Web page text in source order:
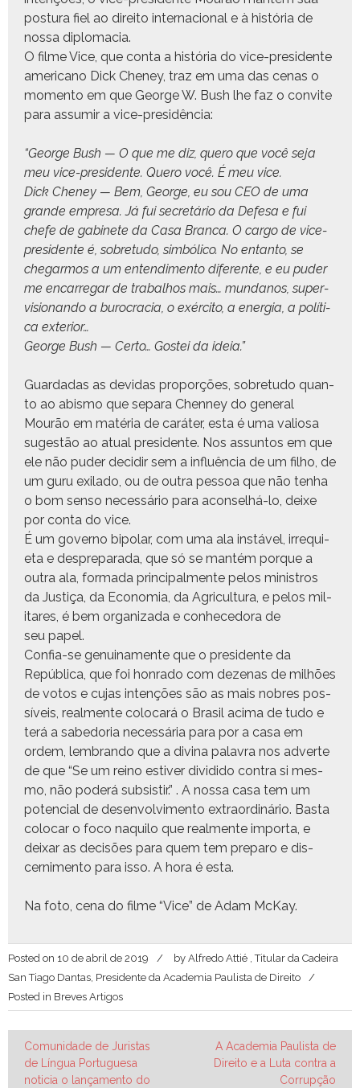
pos­tu­ra fiel ao dire­ito inter­na­cional e à história de
nos­sa diplomacia.
O filme Vice, que con­ta a história do vice-pres­i­dente
amer­i­cano Dick Cheney, traz em uma das cenas o
momen­to em que George W. Bush lhe faz o con­vite
para assumir a vice-presidência:
“George Bush — O que me diz, quero que você seja
meu vice-pres­i­dente. Quero você. É meu vice.
Dick Cheney — Bem, George, eu sou CEO de uma
grande empre­sa. Já fui secretário da Defe­sa e fui
chefe de gabi­nete da Casa Bran­ca. O car­go de vice-
pres­i­dente é, sobre­tu­do, sim­bóli­co. No entan­to, se
chegar­mos a um entendi­men­to difer­ente, e eu pud­er
me encar­regar de tra­bal­hos mais… mun­danos, super­
vi­sio­n­an­do a buro­c­ra­cia, o exérci­to, a ener­gia, a políti­
ca exterior…
George Bush — Cer­to… Gostei da ideia.”
Guardadas as dev­i­das pro­porções, sobre­tu­do quan­
to ao abis­mo que sep­a­ra Chen­ney do gen­er­al
Mourão em matéria de caráter, esta é uma valiosa
sug­estão ao atu­al pres­i­dente. Nos assun­tos em que
ele não pud­er decidir sem a influên­cia de um fil­ho, de
um guru exi­la­do, ou de out­ra pes­soa que não ten­ha
o bom sen­so necessário para acon­sel­há-lo, deixe
por con­ta do vice.
É um gov­er­no bipo­lar, com uma ala instáv­el, irre­qui­
eta e desprepara­da, que só se man­tém porque a
out­ra ala, for­ma­da prin­ci­pal­mente pelos min­istros
da Justiça, da Econo­mia, da Agri­cul­tura, e pelos mil­
itares, é bem orga­ni­za­da e con­hece­do­ra de
seu papel.
Con­fia-se gen­uina­mente que o pres­i­dente da
Repúbli­ca, que foi hon­ra­do com dezenas de mil­hões
de votos e cujas intenções são as mais nobres pos­
síveis, real­mente colo­cará o Brasil aci­ma de tudo e
terá a sabedo­ria necessária para por a casa em
ordem, lem­bran­do que a div­ina palavra nos adverte
de que “Se um reino estiv­er divi­di­do con­tra si mes­
mo, não poderá sub­si­s­tir.” . A nos­sa casa tem um
poten­cial de desen­volvi­men­to extra­ordinário. Bas­ta
colo­car o foco naqui­lo que real­mente impor­ta, e
deixar as decisões para quem tem preparo e dis­
cern­i­men­to para isso. A hora é esta.
Na foto, cena do filme “Vice” de Adam McKay.
Posted on 10 de abril de 2019 by Alfredo Attié , Titular da Cadeira
San Tiago Dantas, Presidente da Academia Paulista de Direito
Posted in Breves Artigos
Navegação
de
Comunidade de Juristas
de Língua Portuguesa
noticia o lançamento do
A Academia Paulista de
Direito e a Luta contra a
Corrupção